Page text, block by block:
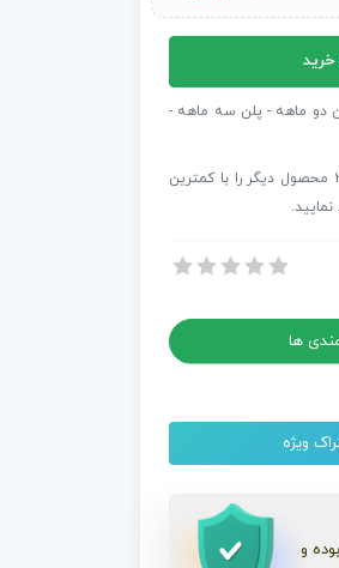
خرید
دو ماهه - پلن سه ماهه -
شما می توانید این محصول و 24574 محصول دیگر را با کمترین
نمایید.
ها
ویژه
و